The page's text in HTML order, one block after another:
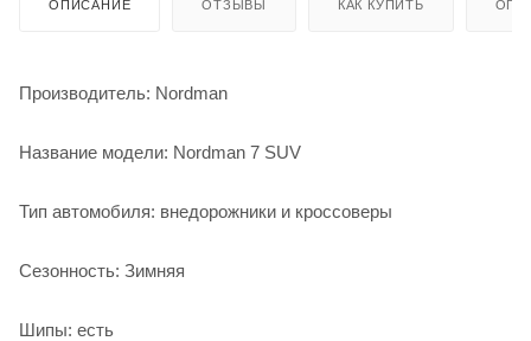
ОПИСАНИЕ ОТЗЫВЫ КАК КУПИТЬ
Производитель: Nordman
Название модели: Nordman 7 SUV
Тип автомобиля: внедорожники и кроссоверы
Сезонность: Зимняя
Шипы: есть